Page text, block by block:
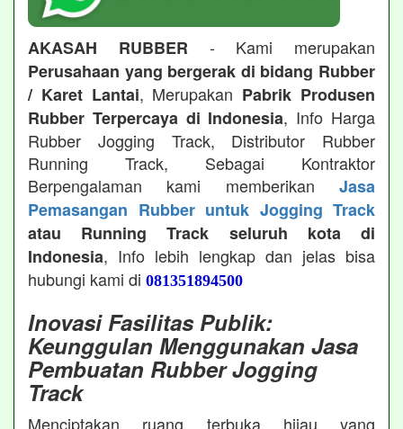
AKASAH RUBBER - Kami merupakan
Perusahaan yang bergerak di bidang Rubber
/ Karet Lantai, Merupakan Pabrik Produsen
Rubber Terpercaya di Indonesia, Info Harga
Rubber Jogging Track, Distributor Rubber
Running Track, Sebagai Kontraktor
Berpengalaman kami memberikan Jasa
Pemasangan Rubber untuk Jogging Track
atau Running Track seluruh kota di
Indonesia, Info lebih lengkap dan jelas bisa
hubungi kami di 081351894500
Inovasi Fasilitas Publik:
Keunggulan Menggunakan Jasa
Pembuatan Rubber Jogging
Track
Menciptakan ruang terbuka hijau yang